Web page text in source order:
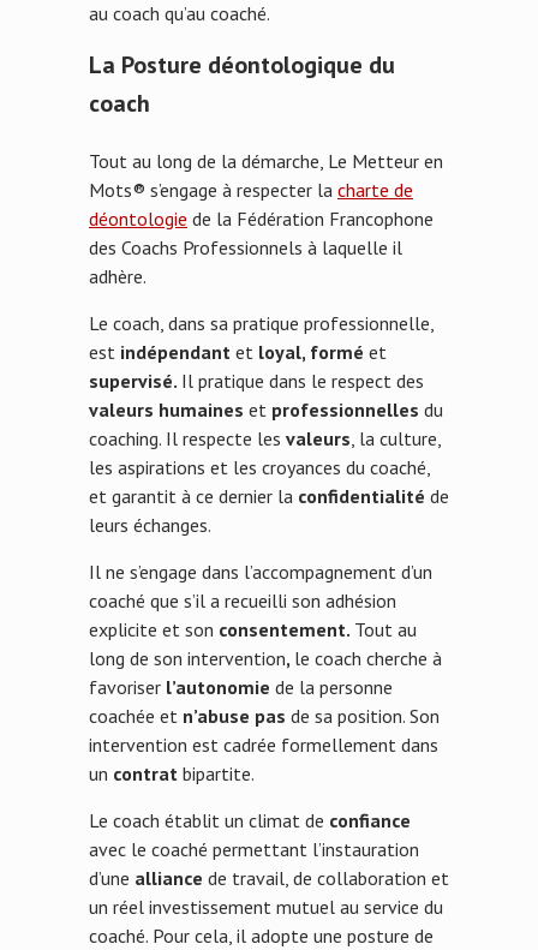
au coach qu’au coaché.
La Posture déontologique du
coach
Tout au long de la démarche, Le Metteur en
Mots® s’engage à respecter la charte de
déontologie de la Fédération Francophone
des Coachs Professionnels à laquelle il
adhère.
Le coach, dans sa pratique professionnelle,
est indépendant et loyal, formé et
supervisé. Il pratique dans le respect des
valeurs humaines et professionnelles du
coaching. Il respecte les valeurs, la culture,
les aspirations et les croyances du coaché,
et garantit à ce dernier la confidentialité de
leurs échanges.
Il ne s’engage dans l’accompagnement d’un
coaché que s’il a recueilli son adhésion
explicite et son consentement. Tout au
long de son intervention, le coach cherche à
favoriser l’autonomie de la personne
coachée et n’abuse pas de sa position. Son
intervention est cadrée formellement dans
un contrat bipartite.
Le coach établit un climat de confiance
avec le coaché permettant l’instauration
d’une alliance de travail, de collaboration et
un réel investissement mutuel au service du
coaché. Pour cela, il adopte une posture de